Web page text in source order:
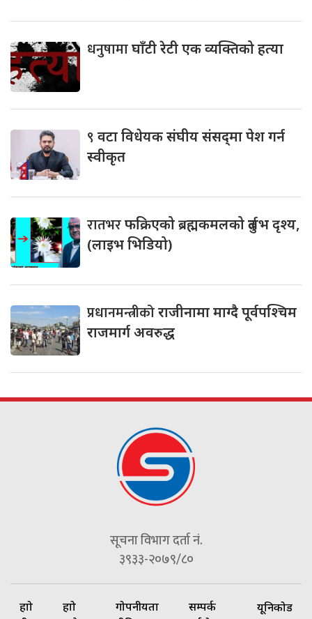
धनुषामाघाँटी रेटी एक व्यक्तिको हत्या
९ वटा विधेयक संघीय संसद्‌मा पेश गर्न
स्वीकृत
रातभरफक्रिएको ब्रह्मकमलको दुर्लभ दृश्य,
(लाइभ भिडियो)
प्रधानमन्त्रीकोराजीनामा माग्दै पूर्वपश्चिम
राजमार्ग अवरुद्ध
सूचना विभाग दर्ता नं.
३९३३-२०७९/८०
हाम्रो
हाम्रो
गोपनीयता
सम्पर्क
यूनिकोड